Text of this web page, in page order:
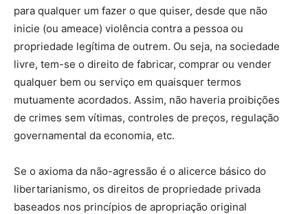
para qualquer um fazer o que quiser, desde que não
inicie (ou ameace) violência contra a pessoa ou
propriedade legítima de outrem. Ou seja, na sociedade
livre, tem-se o direito de fabricar, comprar ou vender
qualquer bem ou serviço em quaisquer termos
mutuamente acordados. Assim, não haveria proibições
de crimes sem vítimas, controles de preços, regulação
governamental da economia, etc.
Se o axioma da não-agressão é o alicerce básico do
libertarianismo, os direitos de propriedade privada
baseados nos princípios de apropriação original